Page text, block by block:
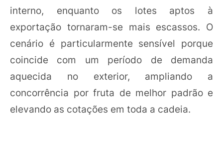
interno, enquanto os lotes aptos à
exportação tornaram-se mais escassos. O
cenário é particularmente sensível porque
coincide com um período de demanda
aquecida no exterior, ampliando a
concorrência por fruta de melhor padrão e
elevando as cotações em toda a cadeia.